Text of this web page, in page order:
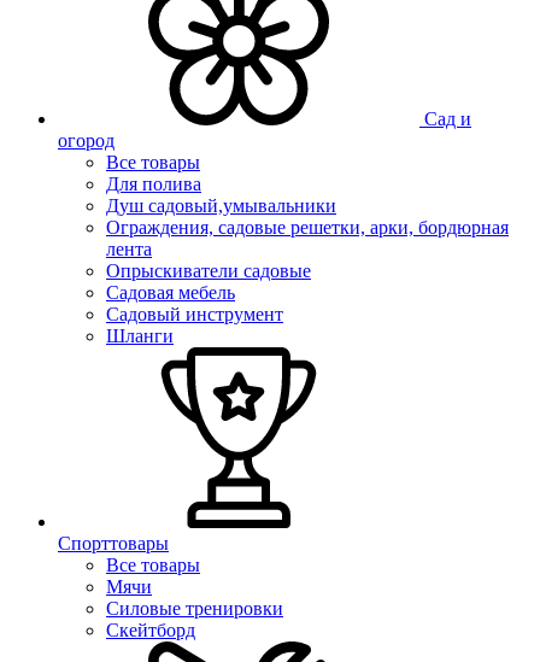
Сад и
огород
Все товары
Для полива
Душ садовый,умывальники
Ограждения, садовые решетки, арки, бордюрная
лента
Опрыскиватели садовые
Садовая мебель
Садовый инструмент
Шланги
Спорттовары
Все товары
Мячи
Силовые тренировки
Скейтборд